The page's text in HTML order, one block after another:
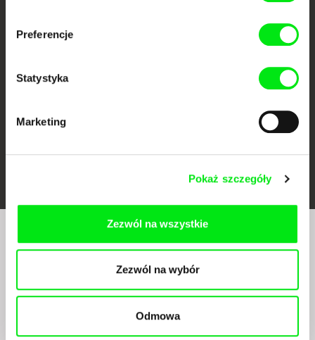
Preferencje
Statystyka
Marketing
Pokaż szczegóły
Zezwól na wszystkie
Zezwól na wybór
Odmowa
DOK Leipzig
FIDMarseille Ji.hlava IDFF Visions du Réel
Czy chcesz regularnie otrzymywać newsletter z
naszym filmowym programem?